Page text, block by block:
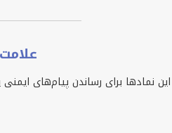
این نمادها برای رساندن پیام‌های